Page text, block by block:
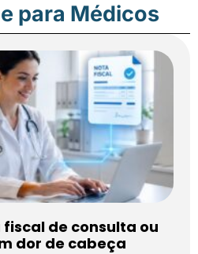
para Médicos
de consulta ou
dor de cabeça